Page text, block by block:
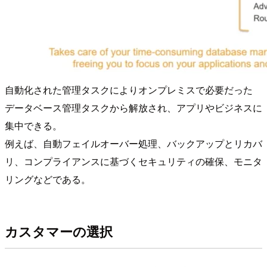
自動化された管理タスクによりオンプレミスで必要だった
データベース管理タスクから解放され、アプリやビジネスに
集中できる。
例えば、自動フェイルオーバー処理、バックアップとリカバ
リ、コンプライアンスに基づくセキュリティの確保、モニタ
リングなどである。
カスタマーの選択